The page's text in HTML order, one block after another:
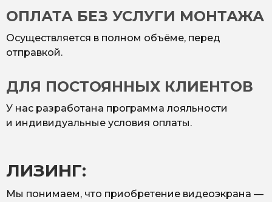
ОПЛАТА БЕЗ УСЛУГИ МОНТАЖА
Осуществляется в полном объёме, перед
отправкой.
ДЛЯ ПОСТОЯННЫХ КЛИЕНТОВ
У нас разработана программа лояльности
и индивидуальные условия оплаты.
ЛИЗИНГ:
Мы понимаем, что приобретение видеоэкрана —